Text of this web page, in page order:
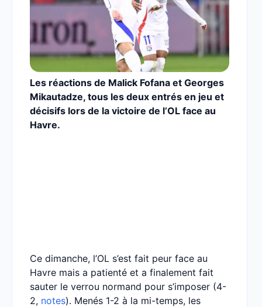
Les réactions de Malick Fofana et Georges
Mikautadze, tous les deux entrés en jeu et
décisifs lors de la victoire de l’OL face au
Havre.
Ce dimanche, l’OL s’est fait peur face au
Havre mais a patienté et a finalement fait
sauter le verrou normand pour s’imposer (4-
2, notes). Menés 1-2 à la mi-temps, les